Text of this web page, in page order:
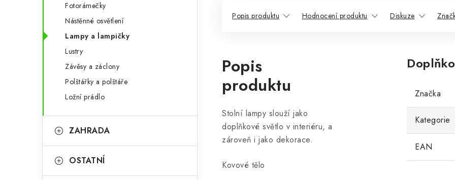
Fotorámečky
Nástěnné osvětlení
Lampy a lampičky
Lustry
Závěsy a záclony
Polštářky a polštáře
Ložní prádlo
ZAHRADA
OSTATNÍ
Popis produktu Hodnocení produktu Diskuze
Popis
produktu
Stolní lampy slouží jako
doplňkové světlo v interiéru, a
zároveň i jako dekorace.
Kovové tělo
Značka
Kategorie
EAN